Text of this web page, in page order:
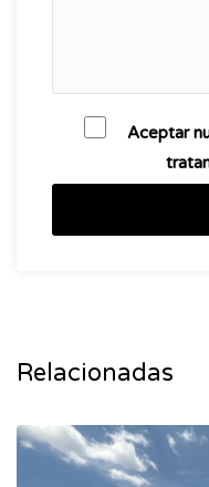
Aceptar
Relacionadas